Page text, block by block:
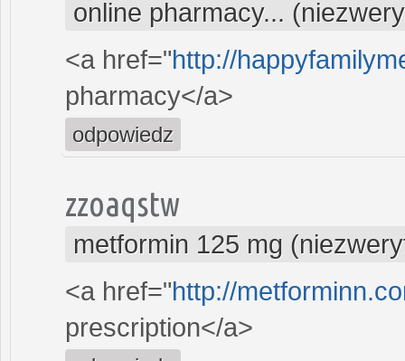
online pharmacy...
<a href="http://
pharmacy</a>
odpowiedz
zzoaqstw
metformin 125 mg
<a href="http://
prescription</a>